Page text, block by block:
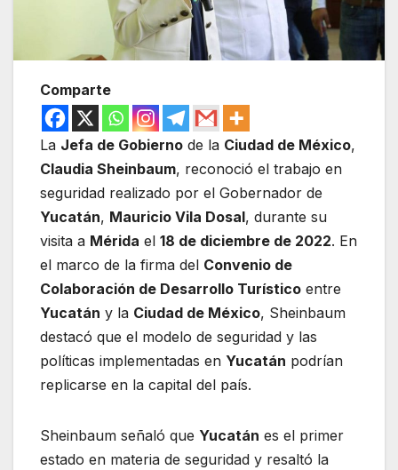
Comparte
La Jefa de Gobierno de la Ciudad de México,
Claudia Sheinbaum, reconoció el trabajo en
seguridad realizado por el Gobernador de
Yucatán, Mauricio Vila Dosal, durante su
visita a Mérida el 18 de diciembre de 2022. En
el marco de la firma del Convenio de
Colaboración de Desarrollo Turístico entre
Yucatán y la Ciudad de México, Sheinbaum
destacó que el modelo de seguridad y las
políticas implementadas en Yucatán podrían
replicarse en la capital del país.
Sheinbaum señaló que Yucatán es el primer
estado en materia de seguridad y resaltó la